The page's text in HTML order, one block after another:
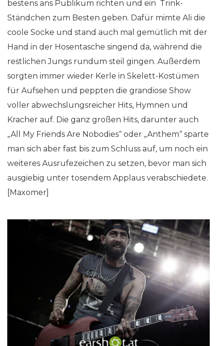
bestens ans Publikum richten und ein Trink-
Ständchen zum Besten geben. Dafür mimte Ali die
coole Socke und stand auch mal gemütlich mit der
Hand in der Hosentasche singend da, während die
restlichen Jungs rundum steil gingen. Außerdem
sorgten immer wieder Kerle in Skelett-Kostümen
für Aufsehen und peppten die grandiose Show
voller abwechslungsreicher Hits, Hymnen und
Kracher auf. Die ganz großen Hits, darunter auch
„All My Friends Are Nobodies“ oder „Anthem“ sparte
man sich aber fast bis zum Schluss auf, um noch ein
weiteres Ausrufezeichen zu setzen, bevor man sich
ausgiebig unter tosendem Applaus verabschiedete.
[Maxomer]